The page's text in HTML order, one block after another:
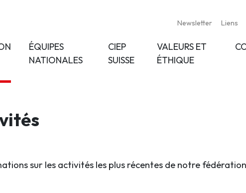
Newsletter Liens
ÉQUIPES
NATIONALES
CIEP
SUISSE
VALEURS ET
ÉTHIQUE
sur les activités les plus récentes de notre